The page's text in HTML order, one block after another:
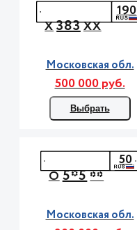
Х383ХХ
190
Московская обл.
500 000 руб.
Выбрать
О5*5**
50
Московская обл.